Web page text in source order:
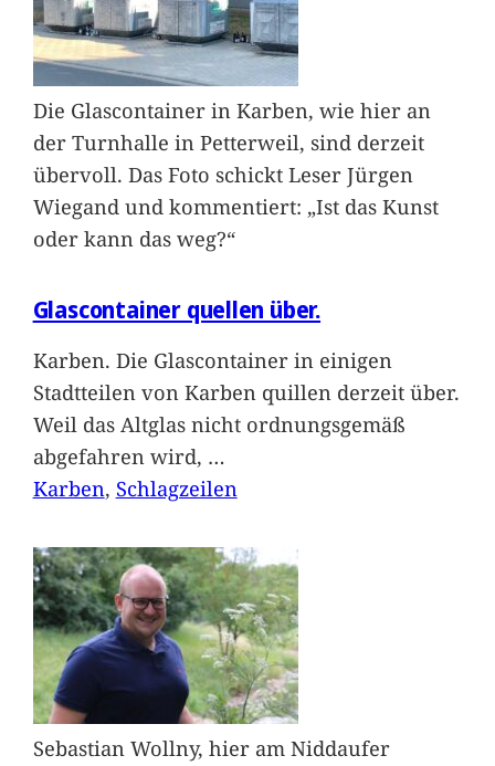
Die Glascontainer in Karben, wie hier an
der Turnhalle in Petterweil, sind derzeit
übervoll. Das Foto schickt Leser Jürgen
Wiegand und kommentiert: „Ist das Kunst
oder kann das weg?“
Glascontainer quellen über.
Karben. Die Glascontainer in einigen
Stadtteilen von Karben quillen derzeit über.
Weil das Altglas nicht ordnungsgemäß
abgefahren wird, …
Karben, Schlagzeilen
Sebastian Wollny, hier am Niddaufer